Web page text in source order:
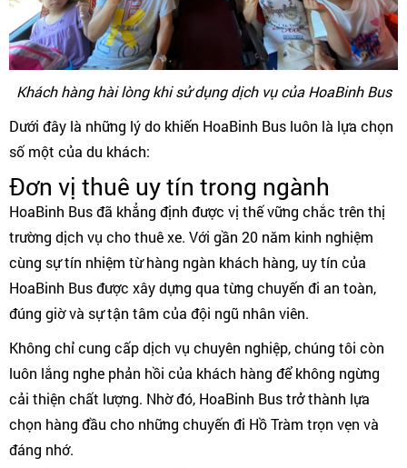
Khách hàng hài lòng khi sử dụng dịch vụ của HoaBinh Bus
Dưới đây là những lý do khiến HoaBinh Bus luôn là lựa chọn
số một của du khách:
Đơn vị thuê uy tín trong ngành
HoaBinh Bus đã khẳng định được vị thế vững chắc trên thị
trường dịch vụ cho thuê xe. Với gần 20 năm kinh nghiệm
cùng sự tín nhiệm từ hàng ngàn khách hàng, uy tín của
HoaBinh Bus được xây dựng qua từng chuyến đi an toàn,
đúng giờ và sự tận tâm của đội ngũ nhân viên.
Không chỉ cung cấp dịch vụ chuyên nghiệp, chúng tôi còn
luôn lắng nghe phản hồi của khách hàng để không ngừng
cải thiện chất lượng. Nhờ đó, HoaBinh Bus trở thành lựa
chọn hàng đầu cho những chuyến đi Hồ Tràm trọn vẹn và
đáng nhớ.